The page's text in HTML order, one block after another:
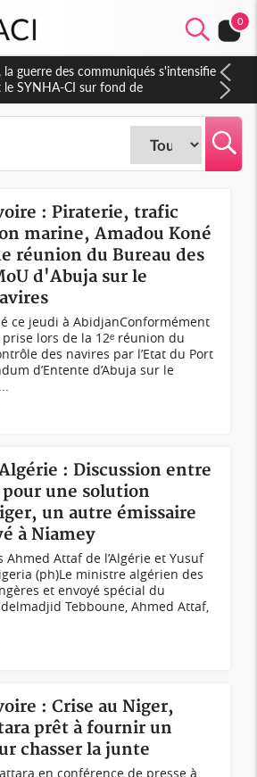
0
2026, Thiam plaide pour un
plus apaisé
: Piraterie, trafic
marine, Amadou Koné
réunion du Bureau des
d'Abuja sur le
ce jeudi à AbidjanConformément
lors de la 12ᵉ réunion du
des navires par l’Etat du Port
d’Entente d’Abuja sur le
: Discussion entre
une solution
un autre émissaire
à Niamey
Ahmed Attaf de l’Algérie et Yusuf
(ph)Le ministre algérien des
et envoyé spécial du
Tebboune, Ahmed Attaf,
: Crise au Niger,
prêt à fournir un
chasser la junte
en conférence de presse à